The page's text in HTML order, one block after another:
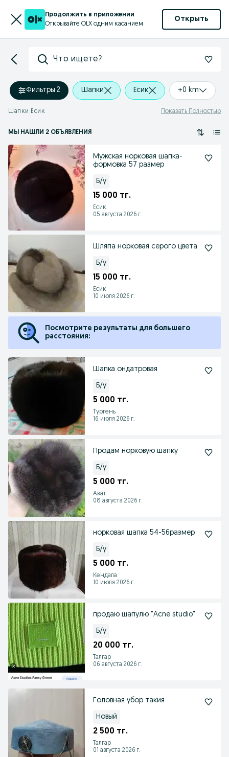
Продолжить в приложении
Открывайте OLX одним касанием
Открыть
Что ищете?
Фильтры·2 Шапки Есик +0 km
Шапки Есик Показать Полностью
МЫ НАШЛИ 2 ОБЪЯВЛЕНИЯ
Мужская норковая шапка-
формовка 57 размер
Б/у
15 000 тг.
Есик
05 августа 2026 г.
Шляпа норковая серого цвета
Б/у
15 000 тг.
Есик
10 июля 2026 г.
Посмотрите результаты для большего
расстояния:
Шапка ондатровая
Б/у
5 000 тг.
Тургень
16 июля 2026 г.
Продам норковую шапку
Б/у
5 000 тг.
Азат
08 августа 2026 г.
норковая шапка 54-56размер
Б/у
5 000 тг.
Кендала
10 июля 2026 г.
продаю шапулю "Acne studio"
Б/у
20 000 тг.
Талгар
06 августа 2026 г.
Головная убор такия
Новый
2 500 тг.
Талгар
01 августа 2026 г.